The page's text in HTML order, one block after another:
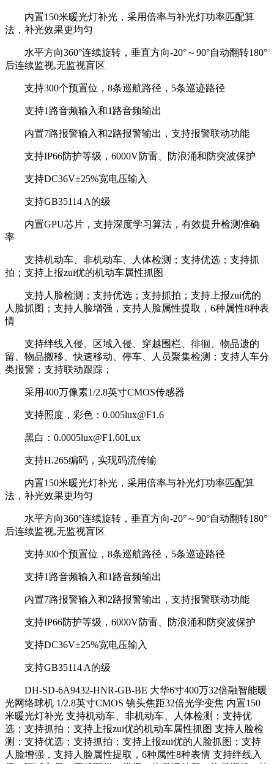
内置150米暖光灯补光，采用倍率与补光灯功率匹配算
法，补光效果更均匀
水平方向360°连续旋转，垂直方向-20°～90°自动翻转180°
后连续监视,无监视盲区
支持300个预置位，8条巡航路径，5条巡迹路径
支持1路音频输入和1路音频输出
内置7路报警输入和2路报警输出，支持报警联动功能
支持IP66防护等级，6000V防雷、防浪涌和防突波保护
支持DC36V±25%宽电压输入
支持GB35114 A的级
内置GPU芯片，支持深度学习算法，有效提升检测准确
率
支持机动车、非机动车、人体检测；支持优选；支持抓
拍；支持上报zui优的机动车属性抓图
支持人脸检测；支持优选；支持抓拍；支持上报zui优的
人脸抓图；支持人脸增强，支持人脸属性提取，6种属性8种表
情
支持绊线入侵、区域入侵、穿越围栏、徘徊、物品遗的
留、物品搬移、快速移动、停车、人员聚集检测；支持人车分
类报警；支持联动跟踪；
采用400万像素1/2.8英寸CMOS传感器
支持照度，彩色：0.005lux@F1.6
黑白：0.0005lux@F1.60Lux
支持H.265编码，实现码流传输
内置150米暖光灯补光，采用倍率与补光灯功率匹配算
法，补光效果更均匀
水平方向360°连续旋转，垂直方向-20°～90°自动翻转180°
后连续监视,无监视盲区
支持300个预置位，8条巡航路径，5条巡迹路径
支持1路音频输入和1路音频输出
内置7路报警输入和2路报警输出，支持报警联动功能
支持IP66防护等级，6000V防雷、防浪涌和防突波保护
支持DC36V±25%宽电压输入
支持GB35114 A的级
DH-SD-6A9432-HNR-GB-BE 大华6寸400万32倍融智能暖
光网络球机 1/2.8英寸CMOS 镜头焦距32倍光学变焦 内置150
米暖光灯补光 支持机动车、非机动车、人体检测；支持优
选；支持抓拍；支持上报zui优的机动车属性抓图 支持人脸检
测；支持优选；支持抓拍；支持上报zui优的人脸抓图；支持
人脸增强，支持人脸属性提取，6种属性8种表情 支持绊线入